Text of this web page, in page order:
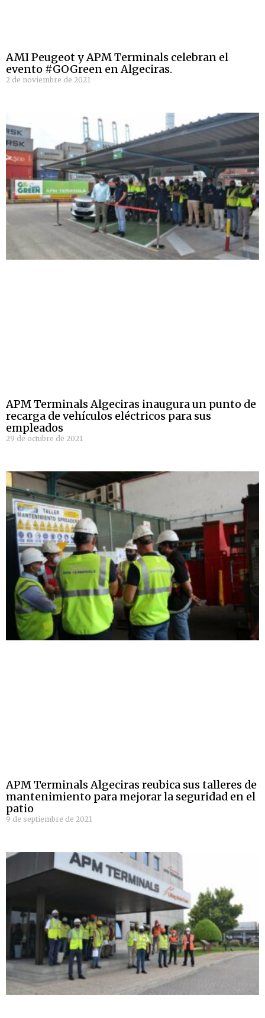
AMI Peugeot y APM Terminals celebran el
evento #GOGreen en Algeciras.
2 de noviembre de 2021
APM Terminals Algeciras inaugura un punto de
recarga de vehículos eléctricos para sus
empleados
29 de octubre de 2021
APM Terminals Algeciras reubica sus talleres de
mantenimiento para mejorar la seguridad en el
patio
9 de septiembre de 2021